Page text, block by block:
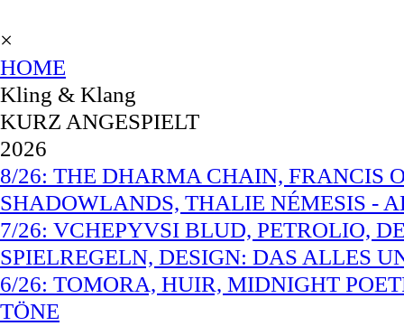
×
HOME
Kling & Klang
KURZ ANGESPIELT
2026
8/26: THE DHARMA CHAIN, FRANCIS
SHADOWLANDS, THALIE NÉMESIS -
7/26: VCHEPYVSI BLUD, PETROLIO,
SPIELREGELN, DESIGN: DAS ALLES
6/26: TOMORA, HUIR, MIDNIGHT
TÖNE